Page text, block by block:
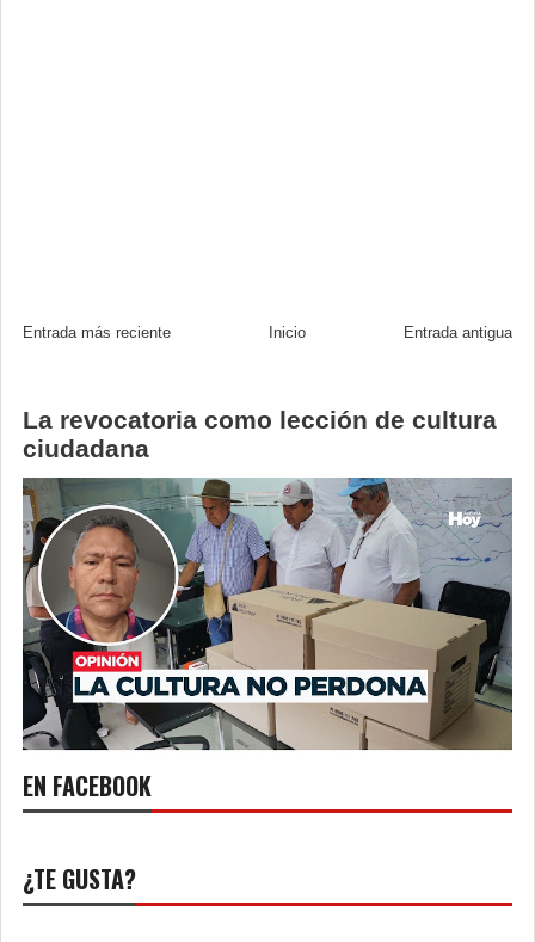
Entrada más reciente Entrada antigua
Inicio
La revocatoria como lección de cultura
ciudadana
EN FACEBOOK
¿TE GUSTA?